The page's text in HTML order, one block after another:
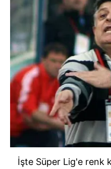
İşte Süper Lig'e renk